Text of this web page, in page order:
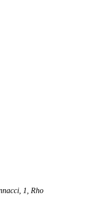
1, Rho